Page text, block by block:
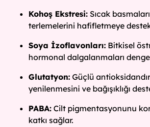
Kohoş Ekstresi: Sıcak
terlemelerini hafifletmeye
Soya İzoflavonları: Bitkisel
hormonal dalgalanmaları
Glutatyon: Güçlü
yenilenmesini ve bağışıklığı
PABA: Cilt pigmentasyonunu
katkı sağlar.